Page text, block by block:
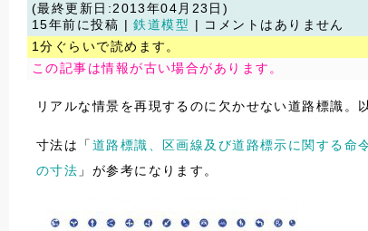
(最終更新日:2013年04月23日)
15年前に投稿 |鉄道模型
| コメントはありません
1分ぐらいで読めます。
この記事は情報が古い場合があります。
リアルな情景を再現するのに欠かせない道路標識。
寸法は「 道路標識、区画線及び道路標示に関する命
の寸法 」が参考になります。